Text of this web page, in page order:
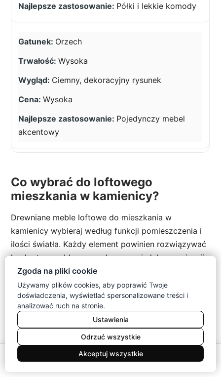
Półki i lekkie komody
Orzech
Wysoka
Ciemny, dekoracyjny rysunek
Wysoka
Pojedynczy mebel
akcentowy
Co wybrać do loftowego
mieszkania w kamienicy?
Drewniane meble loftowe do mieszkania w
kamienicy wybieraj według funkcji pomieszczenia i
ilości światła. Każdy element powinien rozwiązywać
konkretny problem przechowywania lub organizacji.
Loftowy salon i jadalnia w kamienicy
Loftowy salon w kamienicy oprzyj na komodzie,
lekkiej szafce RTV i stoliku z odsłoniętą podstawą.
W jadalni zastosuj stół dopasowany do liczby
domowników.
Zgoda na pliki cookie
Używamy plików cookies, aby poprawić Twoje
doświadczenia, wyświetlać spersonalizowane treści i
analizować ruch na stronie.
Ustawienia
Odrzuć wszystkie
Akceptuj wszystkie